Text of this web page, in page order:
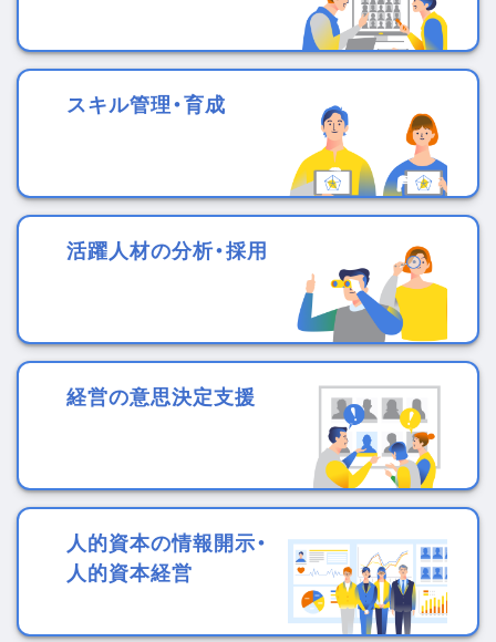
スキル管理・育成
活躍人材の分析・採用
経営の意思決定支援
人的資本の情報開示・
人的資本経営